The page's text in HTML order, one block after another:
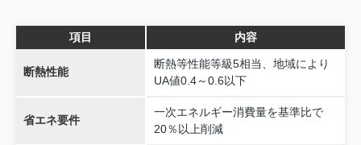
項目 内容
断熱性能
断熱等性能等級5相当、地域により
UA値0.4～0.6以下
省エネ要件
一次エネルギー消費量を基準比で
20％以上削減